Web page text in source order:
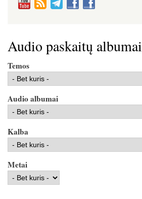
Audio paskaitų albumai
Temos
Audio albumai
Kalba
Metai